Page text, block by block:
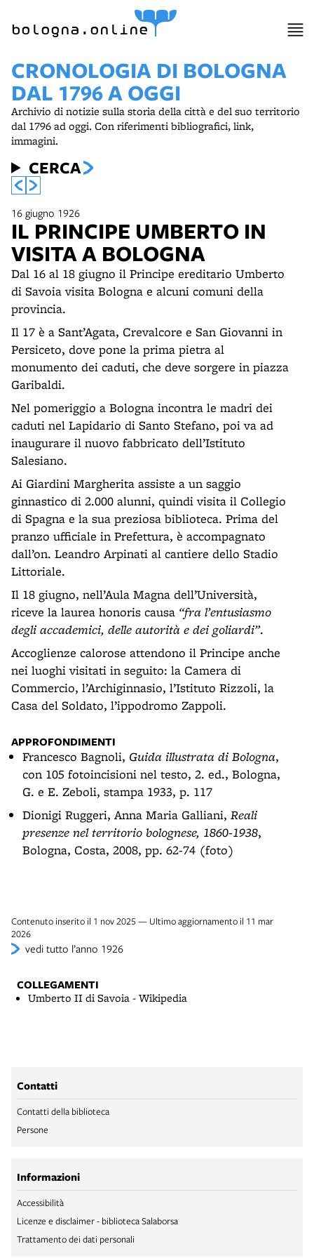
bologna.online
CRONOLOGIA DI BOLOGNA
DAL 1796 A OGGI
Archivio di notizie sulla storia della città e del suo territorio
dal 1796 ad oggi. Con riferimenti bibliografici, link,
immagini.
CERCA
16 giugno 1926
IL PRINCIPE UMBERTO IN
VISITA A BOLOGNA
Dal 16 al 18 giugno il Principe ereditario Umberto
di Savoia visita Bologna e alcuni comuni della
provincia.
Il 17 è a Sant’Agata, Crevalcore e San Giovanni in
Persiceto, dove pone la prima pietra al
monumento dei caduti, che deve sorgere in piazza
Garibaldi.
Nel pomeriggio a Bologna incontra le madri dei
caduti nel Lapidario di Santo Stefano, poi va ad
inaugurare il nuovo fabbricato dell’Istituto
Salesiano.
Ai Giardini Margherita assiste a un saggio
ginnastico di 2.000 alunni, quindi visita il Collegio
di Spagna e la sua preziosa biblioteca. Prima del
pranzo ufficiale in Prefettura, è accompagnato
dall’on. Leandro Arpinati al cantiere dello Stadio
Littoriale.
Il 18 giugno, nell’Aula Magna dell’Università,
riceve la laurea honoris causa “fra l’entusiasmo
degli accademici, delle autorità e dei goliardi”.
Accoglienze calorose attendono il Principe anche
nei luoghi visitati in seguito: la Camera di
Commercio, l’Archiginnasio, l’Istituto Rizzoli, la
Casa del Soldato, l’ippodromo Zappoli.
APPROFONDIMENTI
Francesco Bagnoli, Guida illustrata di Bologna,
con 105 fotoincisioni nel testo, 2. ed., Bologna,
G. e E. Zeboli, stampa 1933, p. 117
Dionigi Ruggeri, Anna Maria Galliani, Reali
presenze nel territorio bolognese, 1860-1938,
Bologna, Costa, 2008, pp. 62-74 (foto)
Contenuto inserito il 1 nov 2025 — Ultimo aggiornamento il 11 mar
2026
vedi tutto l’anno 1926
COLLEGAMENTI
Umberto II di Savoia - Wikipedia
Contatti
Contatti della biblioteca
Persone
Informazioni
Accessibilità
Licenze e disclaimer - biblioteca Salaborsa
Trattamento dei dati personali